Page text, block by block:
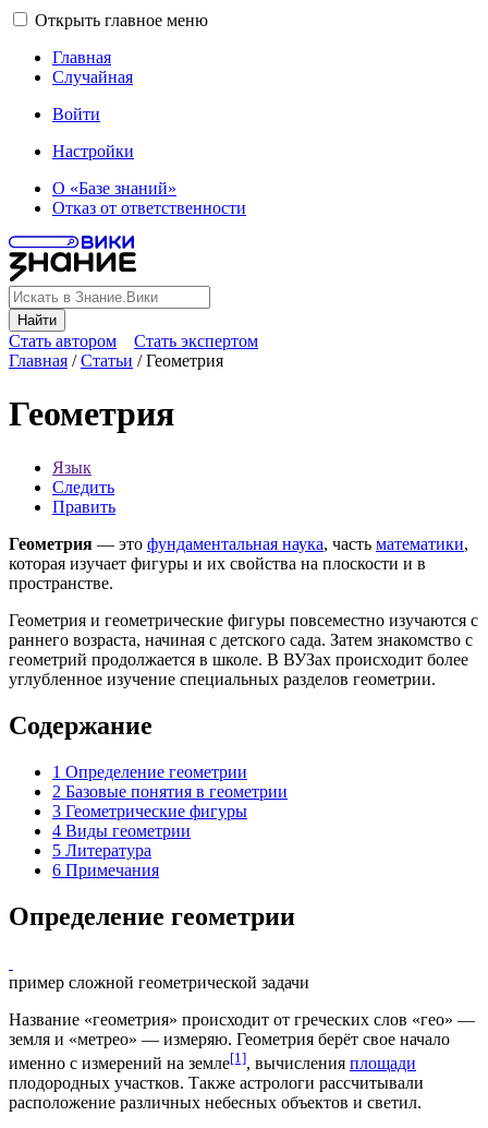
Открыть главное меню
Главная
Случайная
Войти
Настройки
О «Базе знаний»
Отказ от ответственности
Найти
Стать автором
Стать экспертом
Главная /Статьи /Геометрия
Геометрия
Язык
Следить
Править
Геометрия — это фундаментальная наука, часть математики,
которая изучает фигуры и их свойства на плоскости и в
пространстве.
Геометрия и геометрические фигуры повсеместно изучаются с
раннего возраста, начиная с детского сада. Затем знакомство с
геометрий продолжается в школе. В ВУЗах происходит более
углубленное изучение специальных разделов геометрии.
Содержание
1 Определение геометрии
2 Базовые понятия в геометрии
3 Геометрические фигуры
4 Виды геометрии
5 Литература
6 Примечания
Определение геометрии
пример сложной геометрической задачи
Название «геометрия» происходит от греческих слов «гео» —
земля и «метрео» — измеряю. Геометрия берёт свое начало
именно с измерений на земле[1], вычисления площади
плодородных участков. Также астрологи рассчитывали
расположение различных небесных объектов и светил.